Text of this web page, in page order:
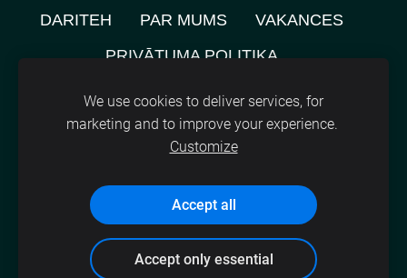
DARITEH
PAR MUMS
VAKANCES
PRIVĀTUMA POLITIKA
NOMNIEKU KARTE
KONTAKTI
SĪKDATNES
©2021, SIA A.M.L.
We use cookies to deliver services, for
marketing and to improve your experience.
Customize
Accept all
Accept only essential